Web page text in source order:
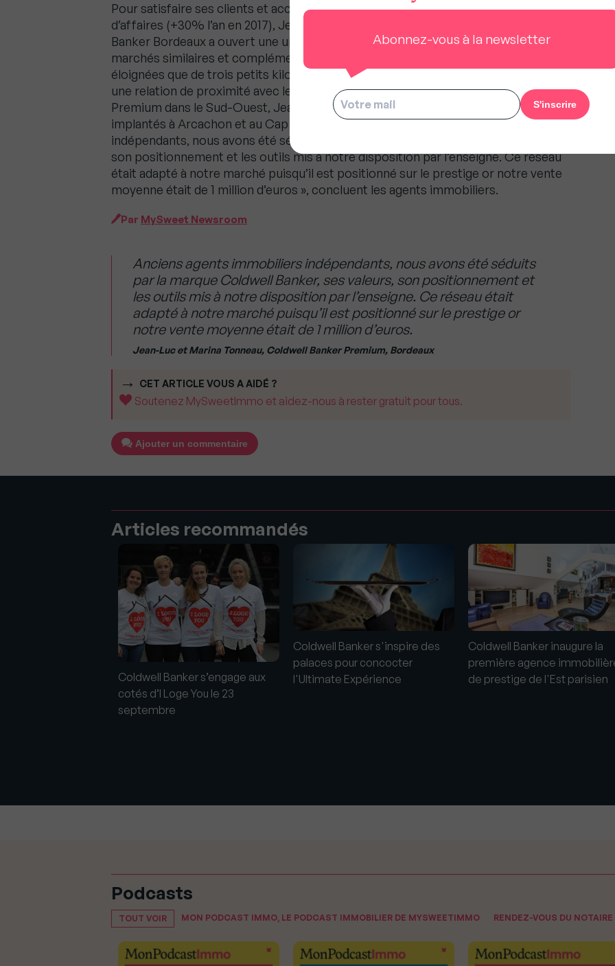
Pour satisfaire ses clients et accompagner le développement de son chiffre
d’affaires (+30% l’an en 2017), Jean-Luc Tonneau, dirigeant de l’agence Coldwell
Banker Bordeaux a ouvert une une deuxième agence au Bouscat : « Ce sont des
marchés similaires et complémentaires. Et même si les deux agences ne sont
éloignées que de trois petits kilomètres l’une de l’autre, les clients tiennent à avoir
une relation de proximité avec leur agent immobilier. » Spécialistes de l’immobilier
Premium dans le Sud-Ouest, Jean-Luc et Marina Tonneau sont également
implantés à Arcachon et au Cap Ferret. « Anciens agents immobiliers
indépendants, nous avons été séduits par la marque
son positionnement et les outils mis à notre disposition par l’enseigne. Ce réseau
était adapté à notre marché puisqu’il est positionné sur le prestige or notre vente
moyenne était de 1 million d’euros », concluent les agents immobiliers.
Par MySweet Newsroom
Anciens agents immobiliers indépendants, nous avons été séduits
par la marque Coldwell Banker, ses valeurs, son positionnement et
les outils mis à notre disposition par l’enseigne. Ce réseau était
adapté à notre marché puisqu’il est positionné sur le prestige or
notre vente moyenne était de 1 million d’euros.
Jean-Luc et Marina Tonneau, Coldwell Banker Premium, Bordeaux
CET ARTICLE VOUS A AIDÉ ?
Soutenez MySweetImmo et aidez-nous à rester gratuit pour tous.
Ajouter un commentaire
Articles recommandés
Coldwell Banker s’engage aux
cotés d’I Loge You le 23
septembre
Coldwell Banker s'inspire des
palaces pour concocter
l'Ultimate Expérience
Coldwell Banker inaugure la
première agence
de prestige de l'Est parisien
Podcasts
TOUT VOIR MON PODCAST IMMO, LE PODCAST IMMOBILIER DE MYSWEETIMMO RENDEZ-VOUS DU NOTAIRE
Abonnez-vous à la newsletter